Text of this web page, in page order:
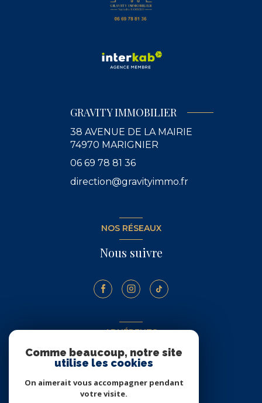
GRAVITY IMMOBILIER
38 AVENUE DE LA MAIRIE
74970 MARIGNIER
06 69 78 81 36
direction@gravityimmo.fr
NOS RÉSEAUX
Nous suivre
ADHÉRENTS
Nous adhérons
Comme beaucoup, notre site
utilise les cookies
On aimerait vous accompagner pendant
votre visite.